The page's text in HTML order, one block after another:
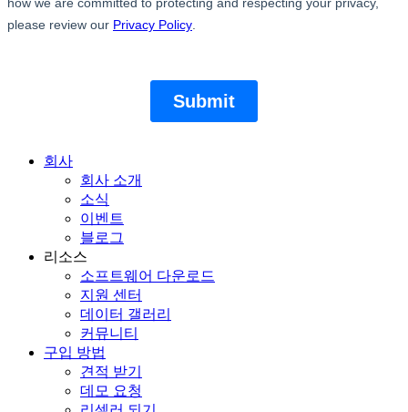
회사
회사 소개
소식
이벤트
블로그
리소스
소프트웨어 다운로드
지원 센터
데이터 갤러리
커뮤니티
구입 방법
견적 받기
데모 요청